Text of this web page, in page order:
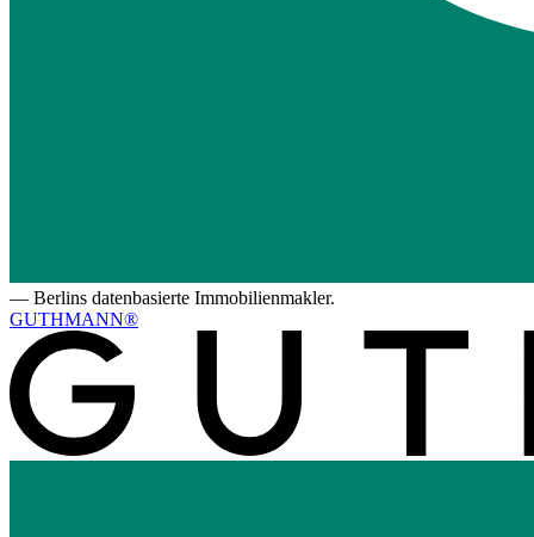
— Berlins datenbasierte Immobilienmakler.
GUTHMANN®